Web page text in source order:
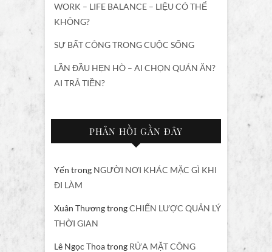
WORK – LIFE BALANCE – LIỆU CÓ THỂ
KHÔNG?
SỰ BẤT CÔNG TRONG CUỘC SỐNG
LẦN ĐẦU HẸN HÒ – AI CHỌN QUÁN ĂN?
AI TRẢ TIỀN?
PHẢN HỒI GẦN ĐÂY
Yến trong NGƯỜI NƠI KHÁC MẶC GÌ KHI
ĐI LÀM
Xuân ThươngtrongCHIẾN LƯỢC QUẢN LÝ
THỜI GIAN
Lê Ngọc Thoatrong RỬA MẶT CÔNG